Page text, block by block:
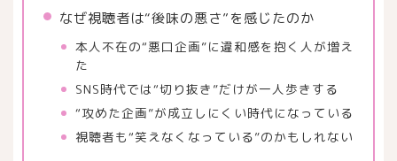
なぜ視聴者は“後味の悪さ”を感じたのか
本人不在の“悪口企画”に違和感を抱く人が増え
た
SNS時代では“切り抜き”だけが一人歩きする
“攻めた企画”が成立しにくい時代になっている
視聴者も“笑えなくなっている”のかもしれない